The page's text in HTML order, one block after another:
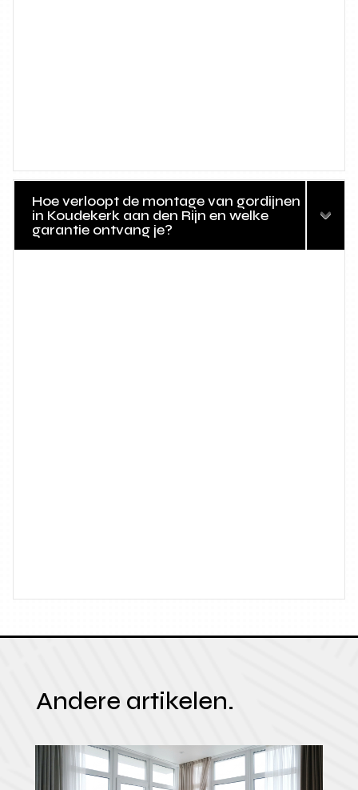
Hoe verloopt de montage van gordijnen
in Koudekerk aan den Rijn en welke
garantie ontvang je?
Andere artikelen.